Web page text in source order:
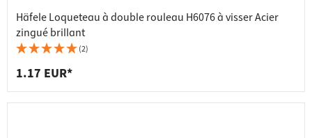
Häfele Loqueteau à double rouleau H6076 à visser Acier
zingué brillant
(2)
1.17 EUR*